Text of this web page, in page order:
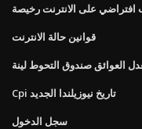
افتراضي على الانترنت رخيصة
قوانين حالة الانترنت
العوائق صندوق التحوط لينة
Cpi تاريخ نيوزيلندا الجديد
سجل الدخول